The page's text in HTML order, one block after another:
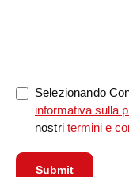
Selezionando
informativa sulla
nostritermini e
Submit